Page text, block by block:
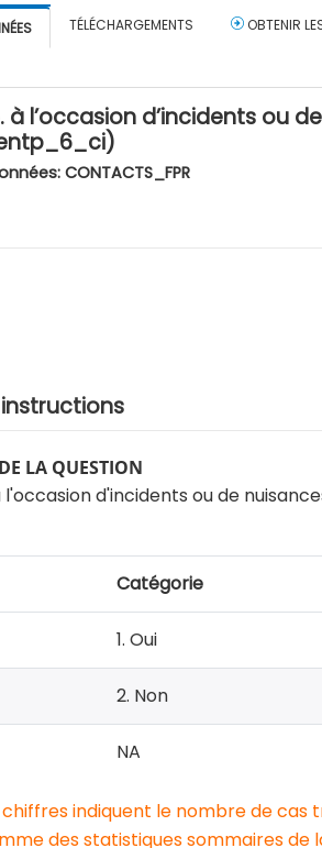
TÉLÉCHARGEMENTS OBTENIR
l’occasion d’incidents ou
CONTACTS_FPR
LA QUESTION
d'incidents ou de
Catégorie
1. Oui
2. Non
NA
indiquent le nombre de cas
des statistiques sommaires de